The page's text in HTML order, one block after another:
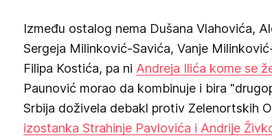
Između ostalog nema Dušana Vlahovića,
Sergeja Milinković-Savića, Vanje
Filipa Kostića, pa ni Andreja Ilića kome se
Paunović morao da kombinuje i bira
Srbija doživela debakl protiv Zelenortskih
izostanka Strahinje Pavlovića i Andrije